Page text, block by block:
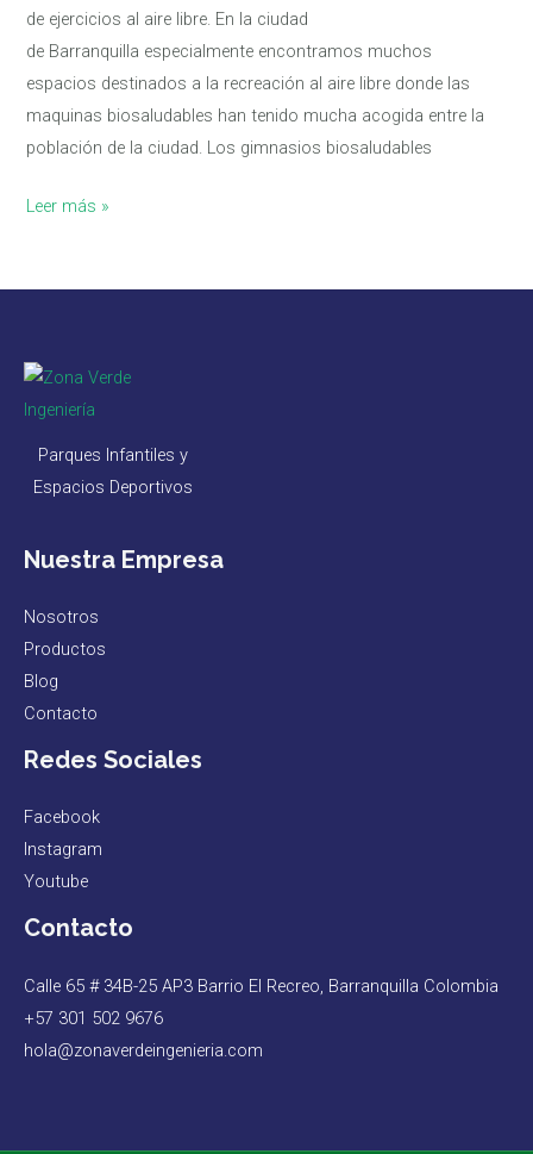
de ejercicios al aire libre. En la ciudad
de Barranquilla especialmente encontramos muchos
espacios destinados a la recreación al aire libre donde las
maquinas biosaludables han tenido mucha acogida entre la
población de la ciudad. Los gimnasios biosaludables
Leer más »
Parques Infantiles y
Espacios Deportivos
Nuestra Empresa
Nosotros
Productos
Blog
Contacto
Redes Sociales
Facebook
Instagram
Youtube
Contacto
Calle 65 # 34B-25 AP3 Barrio El Recreo, Barranquilla Colombia
+57 301 502 9676
hola@zonaverdeingenieria.com